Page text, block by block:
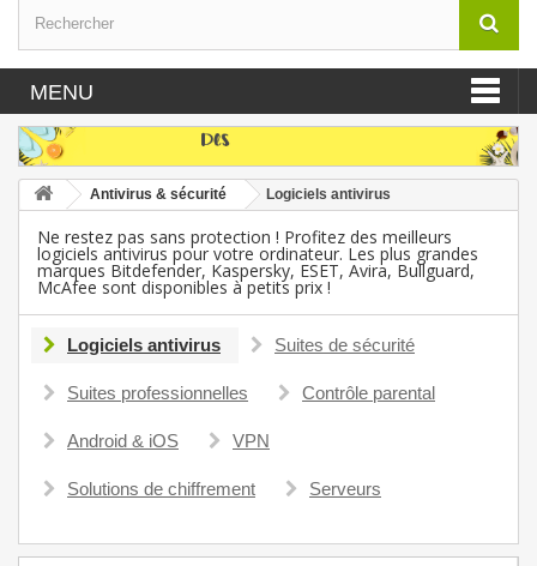
MENU
Antivirus & sécurité Logiciels antivirus
Ne restez pas sans protection ! Profitez des meilleurs
logiciels antivirus pour votre ordinateur. Les plus grandes
marques Bitdefender, Kaspersky, ESET, Avira, Bullguard,
McAfee sont disponibles à petits prix !
Logiciels antivirus Suites de sécurité
Suites professionnelles Contrôle parental
Android & iOS VPN
Solutions de chiffrement Serveurs